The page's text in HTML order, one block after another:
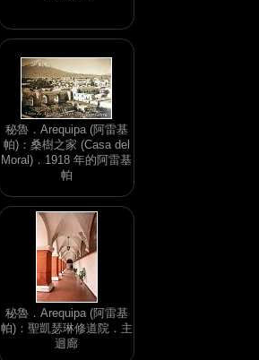
秘魯．Arequipa (阿雷基
帕)：桑樹之家 (Casa del
Moral)．1918 年的阿雷基
帕
秘魯．Arequipa (阿雷基
帕)：聖凱瑟琳修道院．主
迴廊